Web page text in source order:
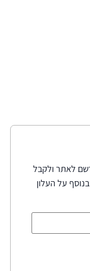
לאתר ולקבל
על העלון